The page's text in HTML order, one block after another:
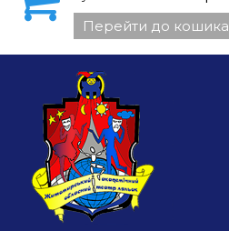
Перейти до кошика